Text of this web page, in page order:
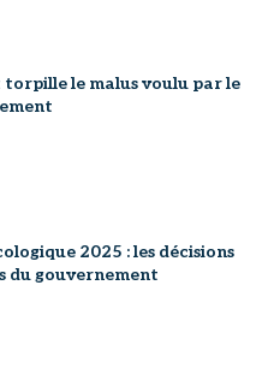
torpille le malus voulu par le
2025 : les décisions
du gouvernement